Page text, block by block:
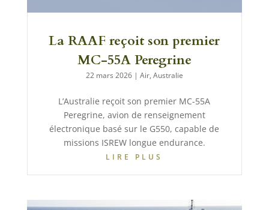
La RAAF reçoit son premier
MC-55A Peregrine
22 mars 2026| Air, Australie
L’Australie reçoit son premier MC-55A
Peregrine, avion de renseignement
électronique basé sur le G550, capable de
missions ISREW longue endurance.
LIRE PLUS